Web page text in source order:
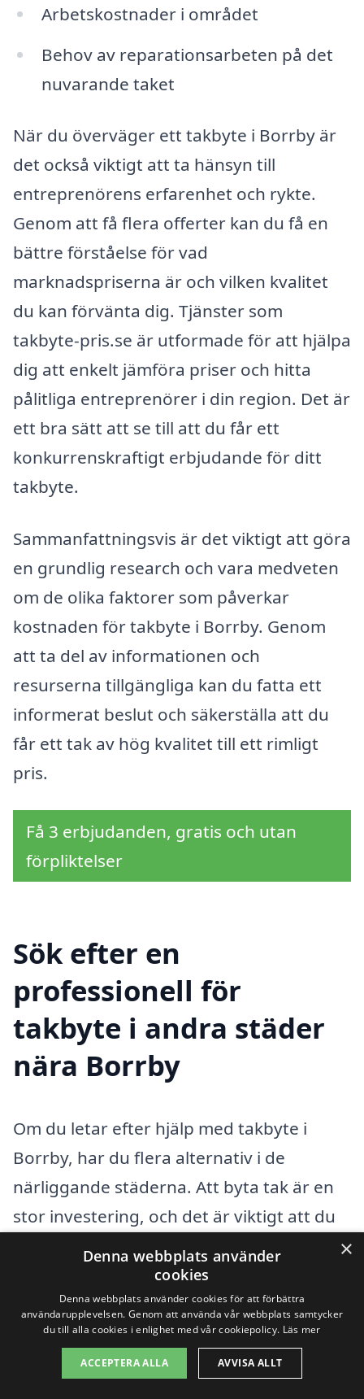
Arbetskostnader i området
Behov av reparationsarbeten på det
nuvarande taket
När du överväger ett takbyte i Borrby är
det också viktigt att ta hänsyn till
entreprenörens erfarenhet och rykte.
Genom att få flera offerter kan du få en
bättre förståelse för vad
marknadspriserna är och vilken kvalitet
du kan förvänta dig. Tjänster som
takbyte-pris.se är utformade för att hjälpa
dig att enkelt jämföra priser och hitta
pålitliga entreprenörer i din region. Det är
ett bra sätt att se till att du får ett
konkurrenskraftigt erbjudande för ditt
takbyte.
Sammanfattningsvis är det viktigt att göra
en grundlig research och vara medveten
om de olika faktorer som påverkar
kostnaden för takbyte i Borrby. Genom
att ta del av informationen och
resurserna tillgängliga kan du fatta ett
informerat beslut och säkerställa att du
får ett tak av hög kvalitet till ett rimligt
pris.
Få 3 erbjudanden, gratis och utan
förpliktelser
Sök efter en
professionell för
takbyte i andra städer
nära Borrby
Om du letar efter hjälp med takbyte i
Borrby, har du flera alternativ i de
närliggande städerna. Att byta tak är en
stor investering, och det är viktigt att du
finner en professionell entreprenör som
kan tillhandahålla en hög kvalitet på
arbetet. Genom att använda takbyte-
pris.se kan du enkelt jämföra priser och
tjänster från olika företag och få olika
×
Denna webbplats använder
cookies
Denna webbplats använder cookies för att förbättra
användarupplevelsen. Genom att använda vår webbplats samtycker
du till alla cookies i enlighet med vår cookiepolicy. Läs mer
ACCEPTERA ALLA AVVISA ALLT